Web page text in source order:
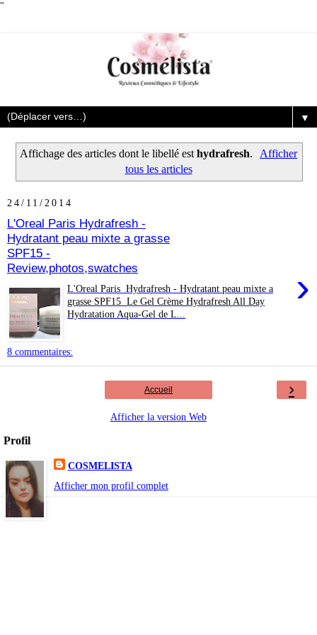
"
▼
Affichage des articles dont le libellé est hydrafresh.
Afficher
tous les articles
24/11/2014
L'Oreal Paris Hydrafresh -
Hydratant peau mixte a grasse
SPF15 -
Review,photos,swatches
›
L'Oreal Paris Hydrafresh - Hydratant peau mixte a
grasse SPF15 Le Gel Crème Hydrafresh All Day
Hydratation Aqua-Gel de L...
8 commentaires:
›
Accueil
Afficher la version Web
Profil
COSMELISTA
Afficher mon profil complet